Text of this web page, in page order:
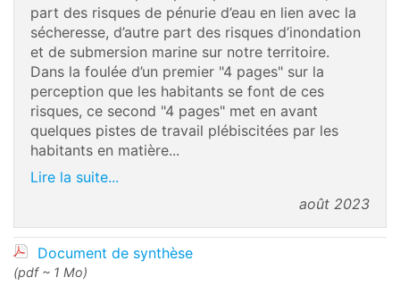
part des risques de pénurie d’eau en lien avec la
sécheresse, d’autre part des risques d’inondation
et de submersion marine sur notre territoire.
Dans la foulée d’un premier "4 pages" sur la
perception que les habitants se font de ces
risques, ce second "4 pages" met en avant
quelques pistes de travail plébiscitées par les
habitants en matière...
Lire la suite...
août 2023
Document de synthèse
(pdf ~ 1 Mo)